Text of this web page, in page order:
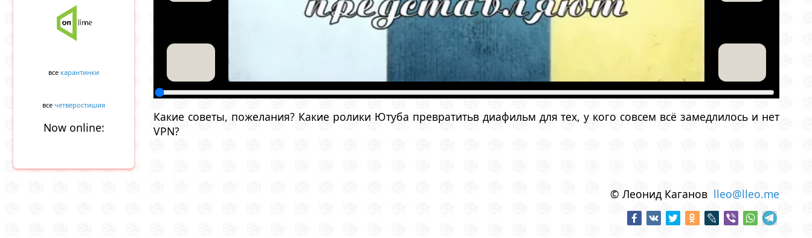
все карантинки
все четверостишия
Now online:
Какие советы, пожелания? Какие ролики Ютуба превратитьв диафильм для тех, у кого совсем всё замедлилось и нет
VPN?
© Леонид Каганов lleo@lleo.me